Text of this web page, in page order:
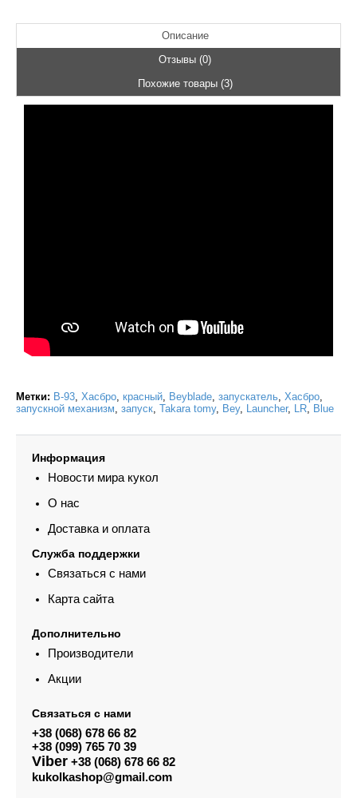
Описание
Отзывы (0)
Похожие товары (3)
Метки: B-93 Хасбро красный Beyblade запускатель Хасбро
запускной механизм запуск Takara tomy, Bey, Launcher, LR Blue
Информация
Новости мира кукол
О нас
Доставка и оплата
Служба поддержки
Связаться с нами
Карта сайта
Дополнительно
Производители
Акции
Связаться с нами
+38 (068) 678 66 82
+38 (099) 765 70 39
Viber +38 (068) 678 66 82
kukolkashop@gmail.com